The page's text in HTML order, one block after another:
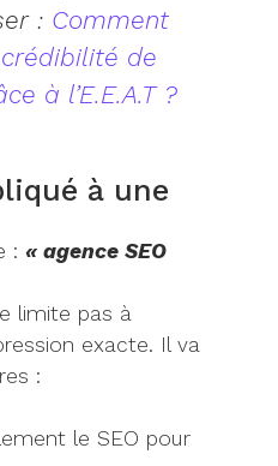
: Comment
de
à l’E.E.A.T ?
à une
: « agence SEO
limite pas à
exacte. Il va
:
le SEO pour